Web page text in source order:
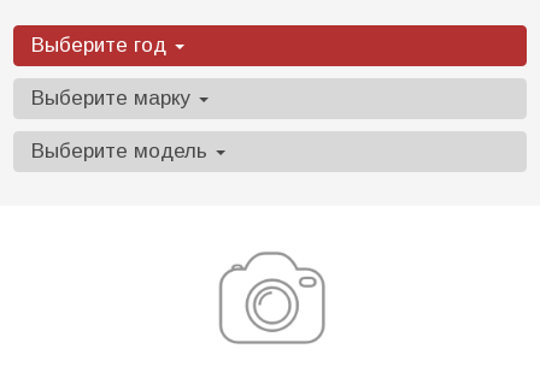
Выберите год
Выберите марку
Выберите модель